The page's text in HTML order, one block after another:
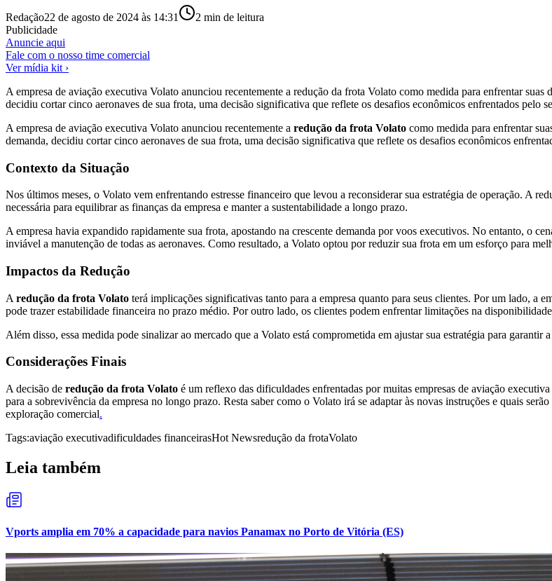
Redação22 de agosto de 2024 às 14:31 2 min de leitura
Publicidade
Anuncie aqui
Fale com o nosso time comercial
Ver mídia kit ›
A empresa de aviação executiva Volato anunciou recentemente a redução da frota Volato como medida para enfrentar
decidiu cortar cinco aeronaves de sua frota, uma decisão significativa que reflete os desafios econômicos enfrentados
A empresa de aviação executiva Volato anunciou recentemente a redução da frota Volato como medida para enfrentar
demanda, decidiu cortar cinco aeronaves de sua frota, uma decisão significativa que reflete os desafios econômicos
Contexto da Situação
Nos últimos meses, o Volato vem enfrentando estresse financeiro que levou a reconsiderar sua estratégia de operação. A
necessária para equilibrar as finanças da empresa e manter a sustentabilidade a longo prazo.
A empresa havia expandido rapidamente sua frota, apostando na crescente demanda por voos executivos. No entanto, o
inviável a manutenção de todas as aeronaves. Como resultado, a Volato optou por reduzir sua frota em um esforço para
Impactos da Redução
A redução da frota Volato terá implicações significativas tanto para a empresa quanto para seus clientes. Por um lado, a
pode trazer estabilidade financeira no prazo médio. Por outro lado, os clientes podem enfrentar limitações na
Além disso, essa medida pode sinalizar ao mercado que a Volato está comprometida em ajustar sua estratégia para
Considerações Finais
A decisão de redução da frota Volato é um reflexo das dificuldades enfrentadas por muitas empresas de aviação
para a sobrevivência da empresa no longo prazo. Resta saber como o Volato irá se adaptar às novas instruções e quais
exploração comercial.
Tags:aviação executivadificuldades financeirasHot Newsredução da frotaVolato
Leia também
Vports amplia em 70% a capacidade para navios Panamax no Porto de Vitória (ES)